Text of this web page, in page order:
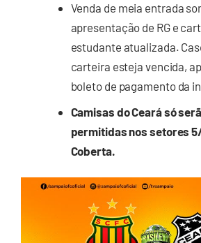
Venda de meia entrada
apresentação de RG e
estudante atualizada.
carteira esteja vencida,
boleto de pagamento da
Camisas do Ceará só
permitidas nos setores
Coberta.